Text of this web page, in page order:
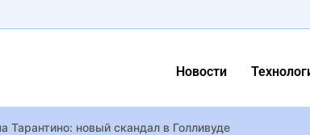
Новости
Тарантино: новый скандал в Голливуде